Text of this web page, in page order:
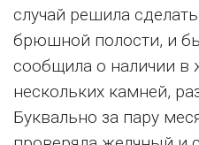
случай решила
брюшной полости, и
сообщила о наличии в
нескольких камней,
Буквально за пару